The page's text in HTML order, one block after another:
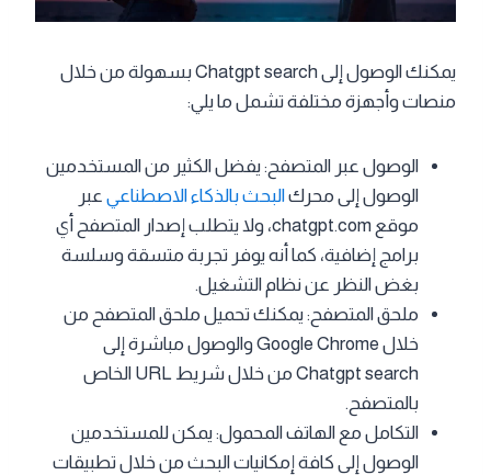
يمكنك الوصول إلى Chatgpt search بسهولة من خلال
منصات وأجهزة مختلفة تشمل ما يلي:
الوصول عبر المتصفح: يفضل الكثير من المستخدمين
الوصول إلى محركالبحث بالذكاء الاصطناعي عبر
موقع chatgpt.com، ولا يتطلب إصدار المتصفح أي
برامج إضافية، كما أنه يوفر تجربة متسقة وسلسة
بغض النظر عن نظام التشغيل.
ملحق المتصفح: يمكنك تحميل ملحق المتصفح من
خلال Google Chrome والوصول مباشرة إلى
Chatgpt search من خلال شريط URL الخاص
بالمتصفح.
التكامل مع الهاتف المحمول: يمكن للمستخدمين
الوصول إلى كافة إمكانيات البحث من خلال تطبيقات